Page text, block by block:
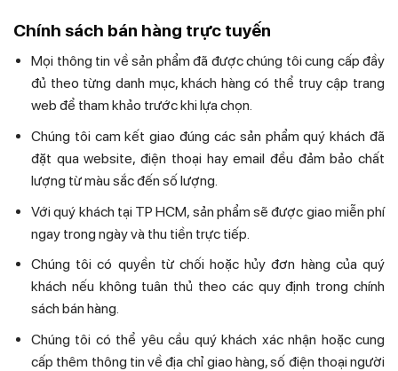
Chính sách bán hàng trực tuyến
Mọi thông tin về sản phẩm đã được chúng tôi cung cấp đầy
đủ theo từng danh mục, khách hàng có thể truy cập trang
web để tham khảo trước khi lựa chọn.
Chúng tôi cam kết giao đúng các sản phẩm quý khách đã
đặt qua website, điện thoại hay email đều đảm bảo chất
lượng từ màu sắc đến số lượng.
Với quý khách tại TP HCM, sản phẩm sẽ được giao miễn phí
ngay trong ngày và thu tiền trực tiếp.
Chúng tôi có quyền từ chối hoặc hủy đơn hàng của quý
khách nếu không tuân thủ theo các quy định trong chính
sách bán hàng.
Chúng tôi có thể yêu cầu quý khách xác nhận hoặc cung
cấp thêm thông tin về địa chỉ giao hàng, số điện thoại người